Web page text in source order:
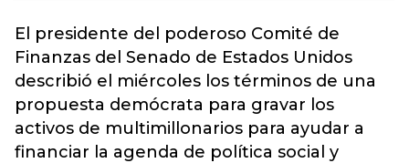
El presidente del poderoso Comité de
Finanzas del Senado de Estados Unidos
describió el miércoles los términos de una
propuesta demócrata para gravar los
activos de multimillonarios para ayudar a
financiar la agenda de política social y